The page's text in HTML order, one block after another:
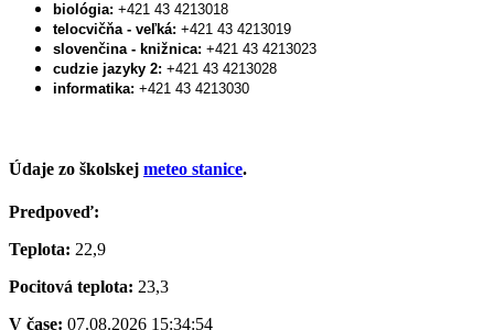
biológia: +421 43 4213018
telocvičňa - veľká: +421 43 4213019
slovenčina - knižnica: +421 43 4213023
cudzie jazyky 2: +421 43 4213028
informatika: +421 43 4213030
Údaje zo školskej meteo stanice.
Predpoveď:
Teplota: 22,9
Pocitová teplota: 23,3
V čase: 07.08.2026 15:34:54